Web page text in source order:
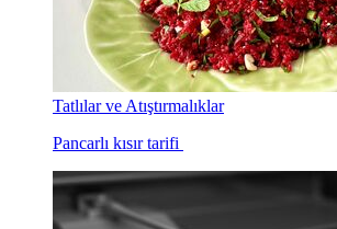
Tatlılar ve Atıştırmalıklar
Pancarlı kısır tarifi